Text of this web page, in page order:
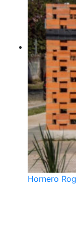
Hornero